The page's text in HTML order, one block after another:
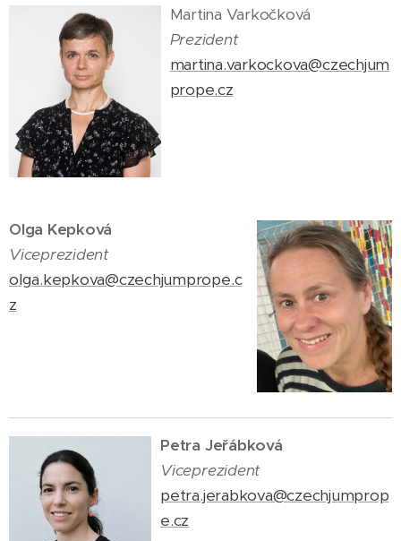
Martina Varkočková
Prezident
martina.varkockova@czechjum
prope.cz
Olga Kepková
Viceprezident
olga.kepkova@czechjumprope.c
z
Petra Jeřábková
Viceprezident
petra.jerabkova@czechjumprop
e.cz